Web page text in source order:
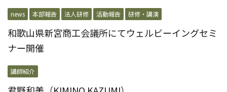
news 本部報告 法人研修 活動報告 研修・講演
和歌山県新宮商工会議所にてウェルビーイングセミ
ナー開催
講師紹介